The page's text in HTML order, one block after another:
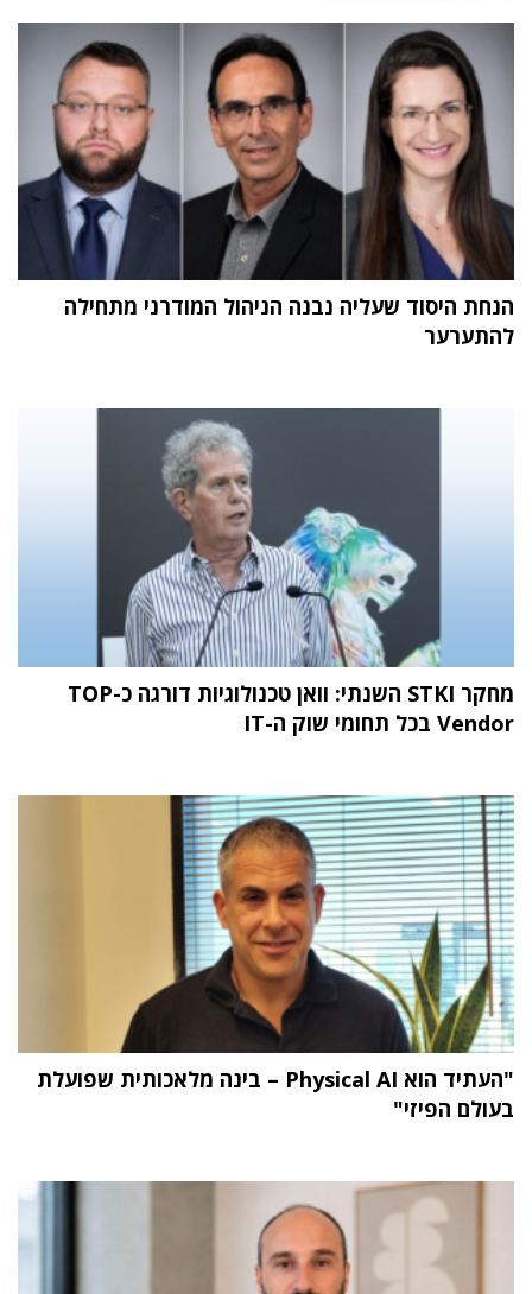
הנחת היסוד שעליה נבנה הניהול המודרני מתחילה
להתערער
מחקר STKI השנתי: וואן טכנולוגיות דורגה כ-TOP
Vendor בכל תחומי שוק ה-IT
"העתיד הוא Physical AI – בינה מלאכותית שפועלת
בעולם הפיזי"